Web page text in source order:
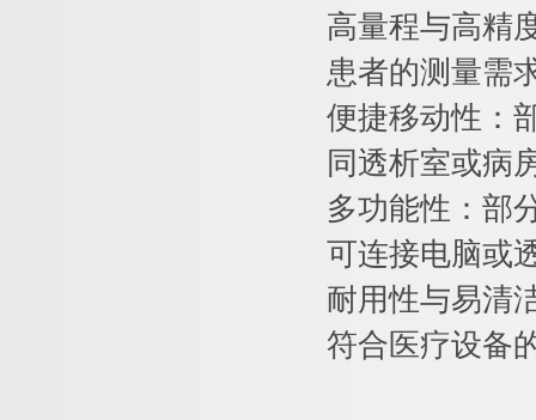
高量程与高精
患者的测量需
便捷移动性：
同透析室或病
多功能性：部
可连接电脑或
耐用性与易清
符合医疗设备